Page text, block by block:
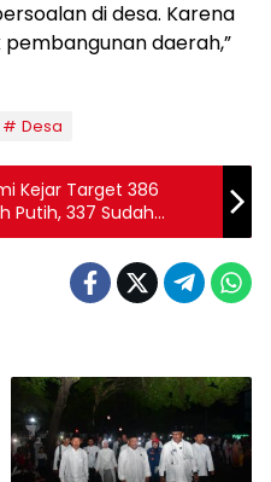
di desa. Karena
daerah,”
Desa
Kejar Target 386
Putih, 337 Sudah